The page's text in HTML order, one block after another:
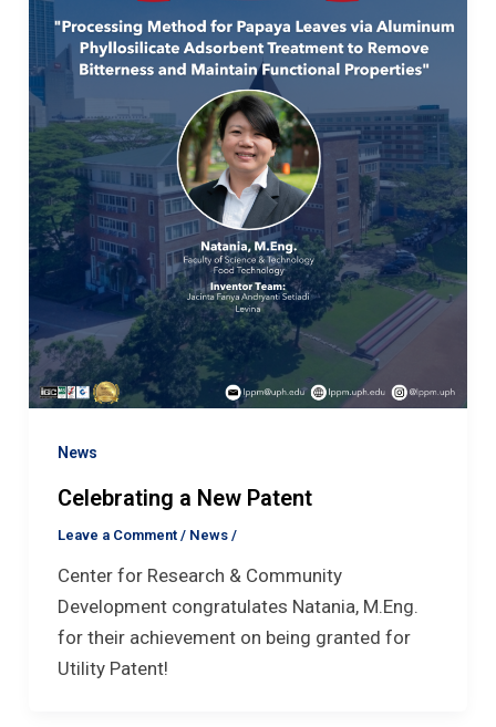
News
Celebrating a New Patent
Leave a Comment / News/
Center for Research & Community
Development congratulates Natania, M.Eng.
for their achievement on being granted for
Utility Patent!